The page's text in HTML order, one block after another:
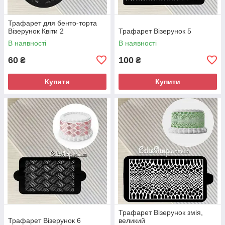
Трафарет для бенто-торта
Візерунок Квіти 2
В наявності
60 ₴
Купити
Трафарет Візерунок 5
В наявності
100 ₴
Купити
Трафарет Візерунок 6
Трафарет Візерунок змія,
великий